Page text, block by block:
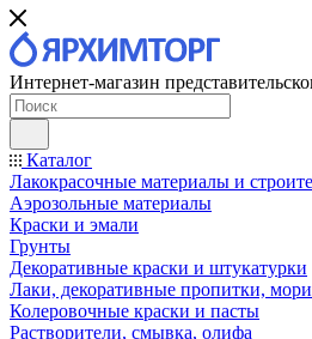
Интернет-магазин
Каталог
Лакокрасочные материалы и
Аэрозольные материалы
Краски и эмали
Грунты
Декоративные краски и штукатурки
Лаки, декоративные пропитки,
Колеровочные краски и пасты
Растворители, смывка, олифа